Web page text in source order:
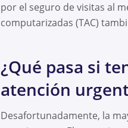
por el seguro de visitas al
computarizadas (TAC)
¿Qué pasa si
atención
Desafortunadamente, la